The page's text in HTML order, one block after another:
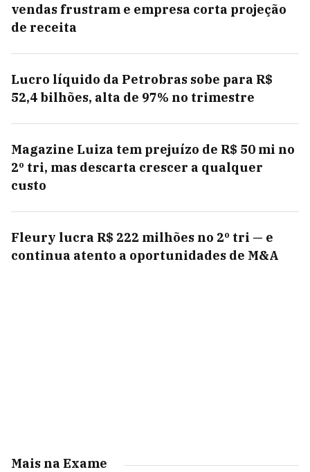
vendas frustram e empresa corta projeção
de receita
Lucro líquido da Petrobras sobe para R$
52,4 bilhões, alta de 97% no trimestre
Magazine Luiza tem prejuízo de R$ 50 mi no
2º tri, mas descarta crescer a qualquer
custo
Fleury lucra R$ 222 milhões no 2º tri — e
continua atento a oportunidades de M&A
Mais na Exame